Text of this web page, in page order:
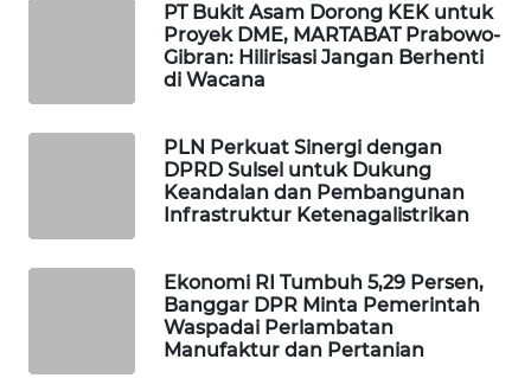
PT Bukit Asam Dorong KEK untuk
Proyek DME, MARTABAT Prabowo-
Gibran: Hilirisasi Jangan Berhenti
di Wacana
PLN Perkuat Sinergi dengan
DPRD Sulsel untuk Dukung
Keandalan dan Pembangunan
Infrastruktur Ketenagalistrikan
Ekonomi RI Tumbuh 5,29 Persen,
Banggar DPR Minta Pemerintah
Waspadai Perlambatan
Manufaktur dan Pertanian
MASYARAKAT
KELISTRIKAN